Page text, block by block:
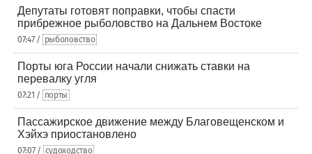
Депутаты готовят поправки, чтобы спасти
прибрежное рыболовство на Дальнем Востоке
07:47 / рыболовство
Порты юга России начали снижать ставки на
перевалку угля
07:21 / порты
Пассажирское движение между Благовещенском и
Хэйхэ приостановлено
07:07 / судоходство